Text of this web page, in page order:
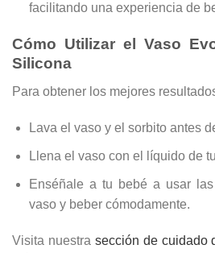
facilitando una experiencia de
Cómo Utilizar el Vaso
Silicona
Para obtener los mejores
Lava el vaso y el sorbito antes
Llena el vaso con el líquido de
Enséñale a tu bebé a usar
vaso y beber cómodamente.
Visita nuestra sección de cuidado